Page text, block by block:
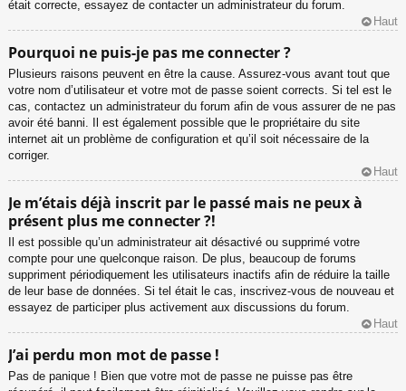
était correcte, essayez de contacter un administrateur du forum.
Haut
Pourquoi ne puis-je pas me connecter ?
Plusieurs raisons peuvent en être la cause. Assurez-vous avant tout que
votre nom d’utilisateur et votre mot de passe soient corrects. Si tel est le
cas, contactez un administrateur du forum afin de vous assurer de ne pas
avoir été banni. Il est également possible que le propriétaire du site
internet ait un problème de configuration et qu’il soit nécessaire de la
corriger.
Haut
Je m’étais déjà inscrit par le passé mais ne peux à
présent plus me connecter ?!
Il est possible qu’un administrateur ait désactivé ou supprimé votre
compte pour une quelconque raison. De plus, beaucoup de forums
suppriment périodiquement les utilisateurs inactifs afin de réduire la taille
de leur base de données. Si tel était le cas, inscrivez-vous de nouveau et
essayez de participer plus activement aux discussions du forum.
Haut
J’ai perdu mon mot de passe !
Pas de panique ! Bien que votre mot de passe ne puisse pas être